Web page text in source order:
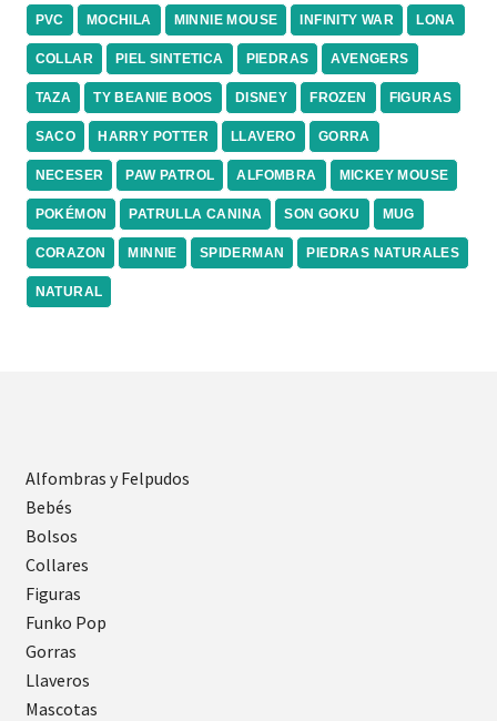
PVC MOCHILA MINNIE MOUSE INFINITY WAR LONA
COLLAR PIEL SINTETICA PIEDRAS AVENGERS
TAZA TY BEANIE BOOS DISNEY FROZEN FIGURAS
SACO HARRY POTTER LLAVERO GORRA
NECESER PAW PATROL ALFOMBRA MICKEY MOUSE
POKÉMON PATRULLA CANINA SON GOKU MUG
CORAZON MINNIE SPIDERMAN PIEDRAS NATURALES
NATURAL
Alfombras y Felpudos
Bebés
Bolsos
Collares
Figuras
Funko Pop
Gorras
Llaveros
Mascotas